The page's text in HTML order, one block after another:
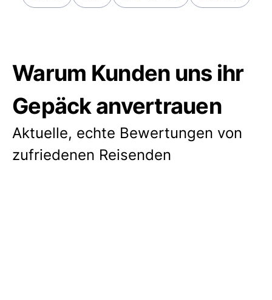
Warum Kunden uns ihr
Gepäck anvertrauen
Aktuelle, echte Bewertungen von
zufriedenen Reisenden